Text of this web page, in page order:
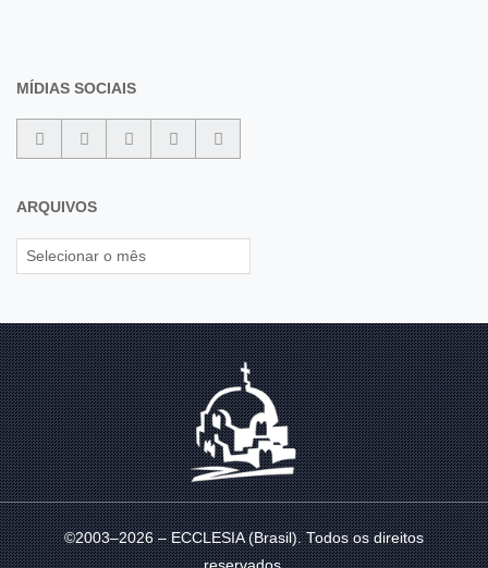
MÍDIAS SOCIAIS
ARQUIVOS
©2003–2026 – ECCLESIA (Brasil). Todos os direitos